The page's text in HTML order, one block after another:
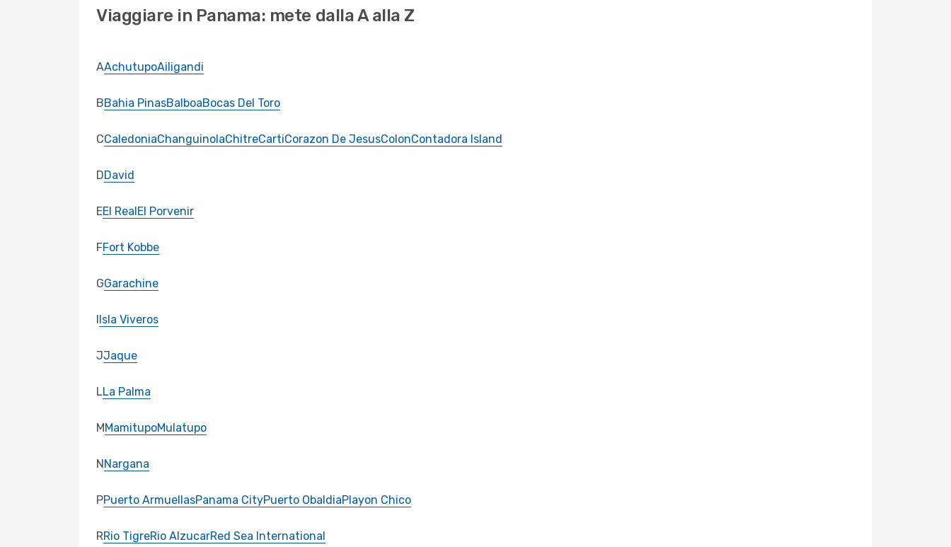
Viaggiare in Panama: mete dalla A alla Z
AAchutupoAiligandi
BBahia PinasBalboaBocas Del Toro
CCaledoniaChanguinolaChitreCartiCorazon De JesusColonContadora Island
DDavid
EEl RealEl Porvenir
FFort Kobbe
GGarachine
IIsla Viveros
JJaque
LLa Palma
MMamitupoMulatupo
NNargana
PPuerto ArmuellasPanama CityPuerto ObaldiaPlayon Chico
RRio TigreRio AlzucarRed Sea International